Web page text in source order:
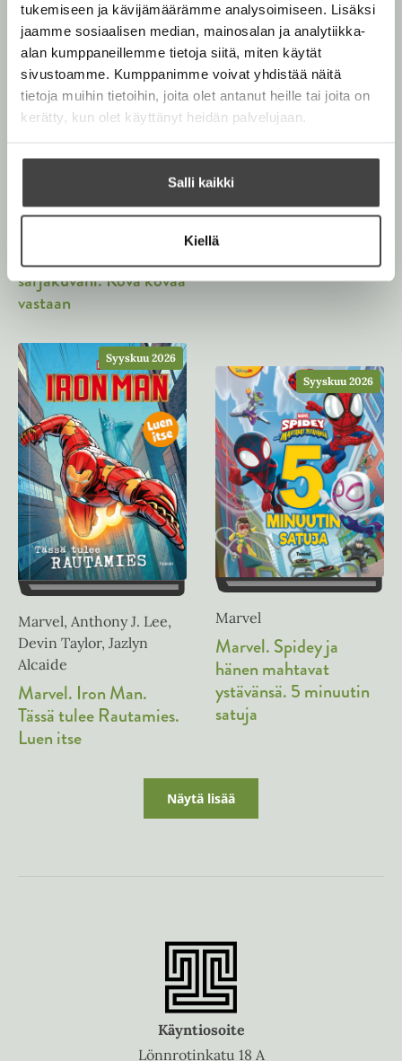
tukemiseen ja kävijämäärämme analysoimiseen. Lisäksi
jaamme sosiaalisen median, mainosalan ja analytiikka-
alan kumppaneillemme tietoja siitä, miten käytät
sivustoamme. Kumppanimme voivat yhdistää näitä
tietoja muihin tietoihin, joita olet antanut heille tai joita on
kerätty, kun olet käyttänyt heidän palvelujaan.
Salli kaikki
Kiellä
Marvel
Ensimmäinen
sarjakuvani. Kova kovaa
vastaan
Marvel. Spidey ja
hänen mahtavat
ystävänsä. Sähköinen
superjoulu
Syyskuu 2026
Marvel, Anthony J. Lee,
Devin Taylor, Jazlyn
Alcaide
Marvel. Iron Man.
Tässä tulee Rautamies.
Luen itse
Syyskuu 2026
Marvel
Marvel. Spidey ja
hänen mahtavat
ystävänsä. 5 minuutin
satuja
Näytä lisää
Käyntiosoite
Lönnrotinkatu 18 A